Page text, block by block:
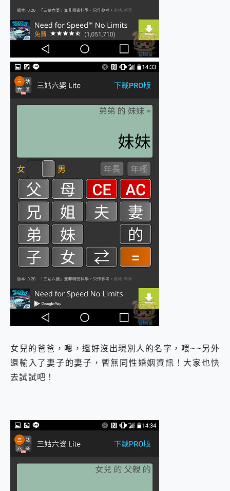
女兒的爸爸，嗯，還好沒出現別人的名字，喂~~另外
還輸入了妻子的妻子，暫無同性婚姻資訊！大家也快
去試試吧！